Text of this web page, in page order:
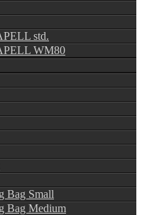
std.
WM80
Bag Small
Bag Medium